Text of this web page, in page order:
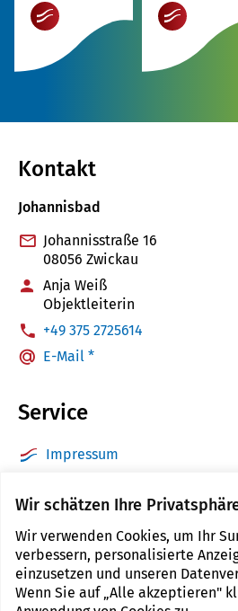
Wir schätzen Ihre
Wir verwenden Cookies, um Ihr
verbessern, personalisierte
einzusetzen und unseren
Wenn Sie auf „Alle akzeptieren"
mehr mehr
Kontakt
Johannisbad
Johannisstraße 16
08056 Zwickau
Anja Weiß
Objektleiterin
:+49 375 2725614
E-Mail *
Service
Impressum
Barrierefreiheit
Sitemap
Kontakt
Cookie Einstellungen